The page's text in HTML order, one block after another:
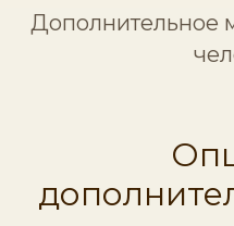
Дополнительное